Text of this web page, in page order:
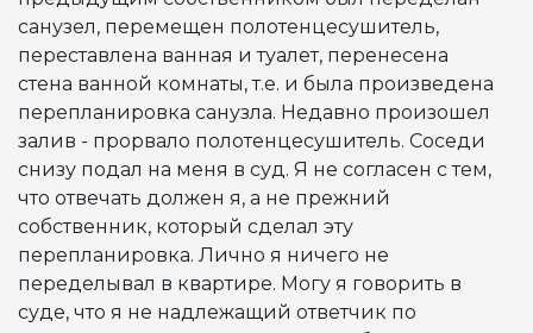
санузел, перемещен полотенцесушитель,
переставлена ванная и туалет, перенесена
стена ванной комнаты, т.е. и была произведена
перепланировка санузла. Недавно произошел
залив - прорвало полотенцесушитель. Соседи
снизу подал на меня в суд. Я не согласен с тем,
что отвечать должен я, а не прежний
собственник, который сделал эту
перепланировка. Лично я ничего не
переделывал в квартире. Могу я говорить в
суде, что я не надлежащий ответчик по